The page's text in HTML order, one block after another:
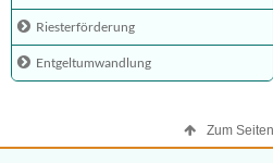
Riesterförderung
Entgeltumwandlung
Zum